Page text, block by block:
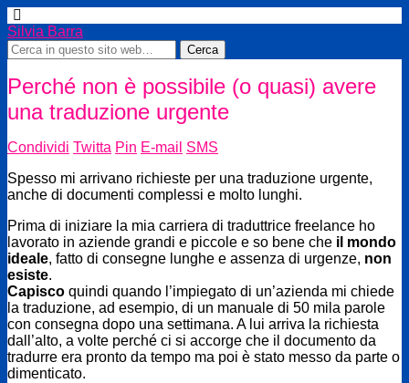
Silvia Barra
Perché non è possibile (o quasi) avere
una traduzione urgente
Condividi Twitta Pin E-mail SMS
Spesso mi arrivano richieste per una traduzione urgente,
anche di documenti complessi e molto lunghi.
Prima di iniziare la mia carriera di traduttrice freelance ho
lavorato in aziende grandi e piccole e so bene che il mondo
ideale, fatto di consegne lunghe e assenza di urgenze, non
esiste.
Capisco quindi quando l’impiegato di un’azienda mi chiede
la traduzione, ad esempio, di un manuale di 50 mila parole
con consegna dopo una settimana. A lui arriva la richiesta
dall’alto, a volte perché ci si accorge che il documento da
tradurre era pronto da tempo ma poi è stato messo da parte o
dimenticato.